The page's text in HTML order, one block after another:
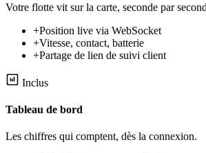
Votre flotte vit sur la carte, seconde par
+Position live via WebSocket
+Vitesse, contact, batterie
+Partage de lien de suivi client
Inclus
Tableau de bord
Les chiffres qui comptent, dès la connexion.